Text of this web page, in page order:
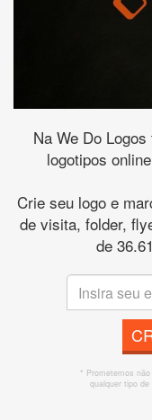
Na We Do
logotipos
Crie seu logo e
de visita, folder,
de
* Prometemos
qualquer tipo